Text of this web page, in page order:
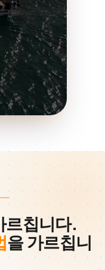
르칩니다.
을 가르칩니